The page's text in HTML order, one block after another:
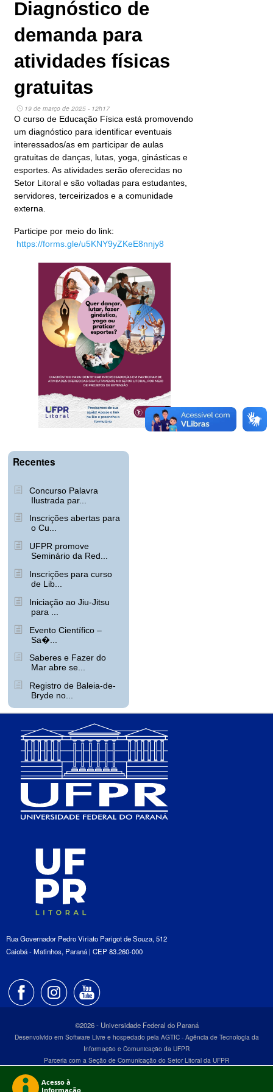
Diagnóstico de
demanda para
atividades físicas
gratuitas
19 de março de 2025 - 12h17
O curso de Educação Física está promovendo
um diagnóstico para identificar eventuais
interessados/as em participar de aulas
gratuitas de danças, lutas, yoga, ginásticas e
esportes. As atividades serão oferecidas no
Setor Litoral e são voltadas para estudantes,
servidores, terceirizados e a comunidade
externa.
Participe por meio do link:
https://forms.gle/u5KNY9yZKeE8nnjy8
Recentes
Concurso Palavra
Ilustrada par...
Inscrições abertas para
o Cu...
UFPR promove
Seminário da Red...
Inscrições para curso
de Lib...
Iniciação ao Jiu-Jitsu
para ...
Evento Científico –
Sa�...
Saberes e Fazer do
Mar abre se...
Registro de Baleia-de-
Bryde no...
Rua Governador Pedro Viriato Parigot de Souza, 512
Caiobá - Matinhos, Paraná | CEP 83.260-000
©2026 - Universidade Federal do Paraná
Desenvolvido em Software Livre e hospedado pela AGTIC - Agência de Tecnologia da
Informação e Comunicação da UFPR
Parceria com a Seção de Comunicação do Setor Litoral da UFPR